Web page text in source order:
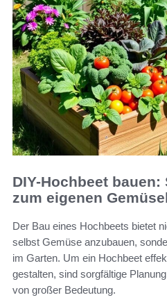
DIY-Hochbeet
zum eigenen
Der Bau eines Hochbeets bietet
selbst Gemüse anzubauen,
im Garten. Um ein Hochbeet
gestalten, sind sorgfältige
von großer Bedeutung.